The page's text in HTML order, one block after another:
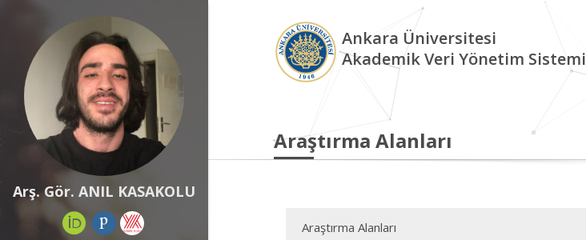
Arş. Gör. ANIL KASAKOLU
Ankara Üniversitesi
Akademik Veri Yönetim Sistemi
Araştırma Alanları
Araştırma Alanları